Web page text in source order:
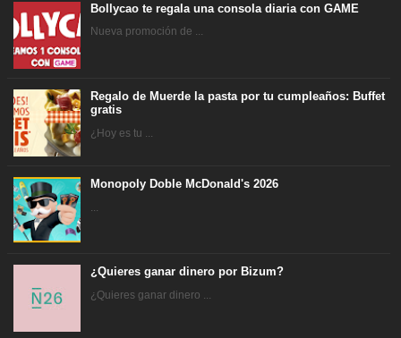
Bollycao te regala una consola diaria con GAME
Nueva promoción de ...
Regalo de Muerde la pasta por tu cumpleaños: Buffet
gratis
¿Hoy es tu ...
Monopoly Doble McDonald's 2026
¿Quieres ganar dinero por Bizum?
¿Quieres ganar dinero ...